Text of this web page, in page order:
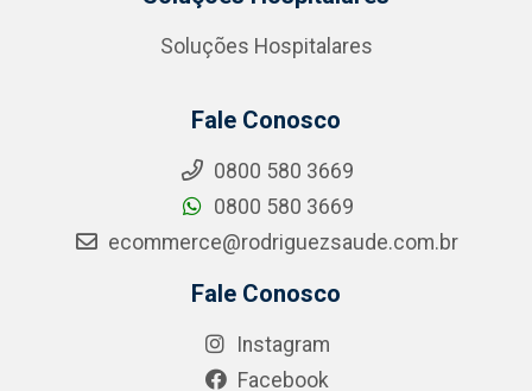
Soluções Hospitalares
Fale Conosco
0800 580 3669
0800 580 3669
ecommerce@rodriguezsaude.com.br
Fale Conosco
Instagram
Facebook